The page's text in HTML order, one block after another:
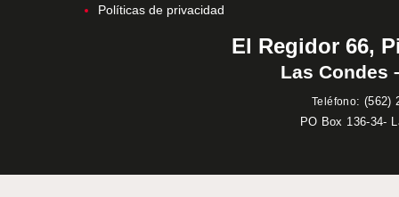
Políticas de privacidad
El Regidor 66,
Las Condes
Teléfono: (562)
PO Box 136-34-